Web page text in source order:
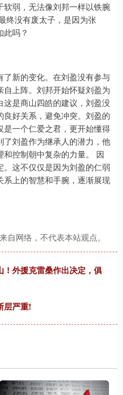
弱，无法像刘邦一样以铁腕
终没有废太子，是因为张
此吗？
新的变化。在刘盈没有参与
上阵。刘邦开始怀疑刘盈为
是商山四皓的建议，刘盈没
好关系，避免冲突。刘盈的
一个仁爱之君，更开始懂得
刘盈作为继承人的潜力，他
控制朝中复杂的力量。 因
这不仅仅是因为刘盈的仁弱
上的智慧和手腕，逐渐展现
自网络，不代表本站观点。
！外援克雷桑作出决定，俱
层严重!